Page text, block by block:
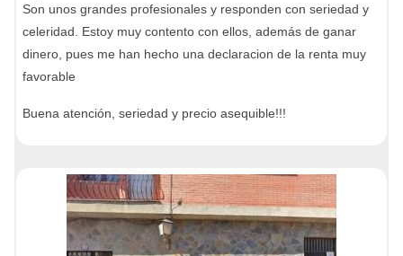
Son unos grandes profesionales y responden con seriedad y
celeridad. Estoy muy contento con ellos, además de ganar
dinero, pues me han hecho una declaracion de la renta muy
favorable
Buena atención, seriedad y precio asequible!!!